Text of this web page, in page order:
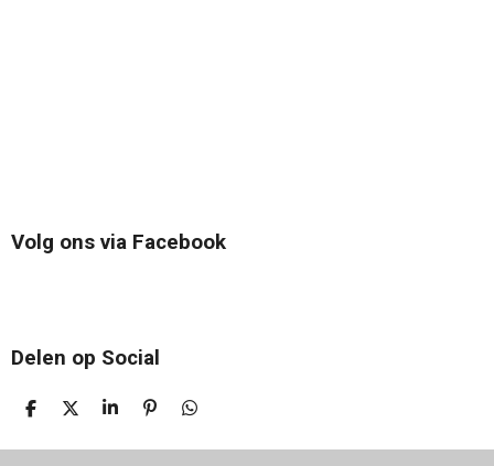
Volg ons via Facebook
Delen op Social
D
L
D
E
S
A
P
N
D
L